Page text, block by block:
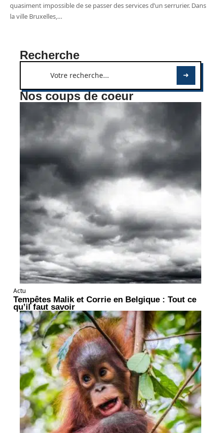
quasiment impossible de se passer des services d’un serrurier. Dans
la ville Bruxelles,…
Recherche
Nos coups de coeur
Actu
Tempêtes Malik et Corrie en Belgique : Tout ce
qu’il faut savoir